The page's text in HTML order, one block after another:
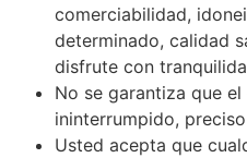
comerciabilidad,
determinado, calidad
disfrute con
No se garantiza que
ininterrumpido,
Usted acepta que